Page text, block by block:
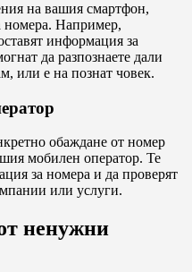
на вашия смартфон,
номера. Например,
информация за
да разпознаете дали
или е на познат човек.
обаждане от номер
мобилен оператор. Те
за номера и да проверят
или услуги.
ненужни